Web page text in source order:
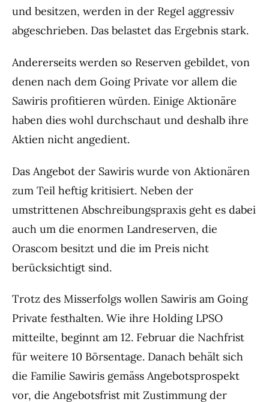
und besitzen, werden in der Regel aggressiv
abgeschrieben. Das belastet das Ergebnis stark.
Andererseits werden so Reserven gebildet, von
denen nach dem Going Private vor allem die
Sawiris profitieren würden. Einige Aktionäre
haben dies wohl durchschaut und deshalb ihre
Aktien nicht angedient.
Das Angebot der Sawiris wurde von Aktionären
zum Teil heftig kritisiert. Neben der
umstrittenen Abschreibungspraxis geht es dabei
auch um die enormen Landreserven, die
Orascom besitzt und die im Preis nicht
berücksichtigt sind.
Trotz des Misserfolgs wollen Sawiris am Going
Private festhalten. Wie ihre Holding LPSO
mitteilte, beginnt am 12. Februar die Nachfrist
für weitere 10 Börsentage. Danach behält sich
die Familie Sawiris gemäss Angebotsprospekt
vor, die Angebotsfrist mit Zustimmung der